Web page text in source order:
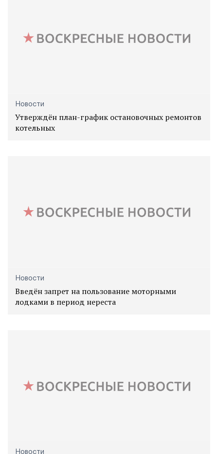
Новости
Утверждён план-график остановочных ремонтов
котельных
Новости
Введён запрет на пользование моторными
лодками в период нереста
Новости